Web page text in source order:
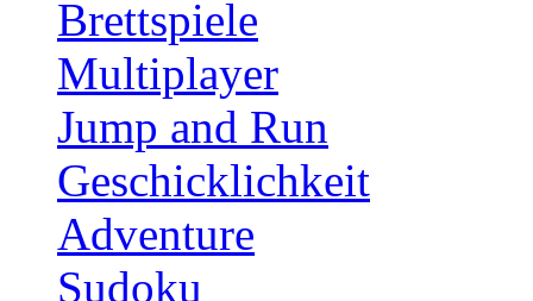
Brettspiele
Multiplayer
Jump and Run
Geschicklichkeit
Adventure
Sudoku